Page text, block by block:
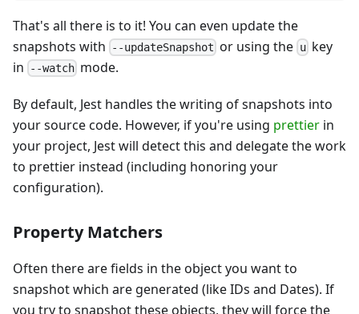
That's all there is to it! You can even update the
snapshots with
--updateSnapshot or using the ukey
in
--watch mode.
By default, Jest handles the writing of snapshots into
your source code. However, if you're using prettier in
your project, Jest will detect this and delegate the work
to prettier instead (including honoring your
configuration).
Property Matchers
Often there are fields in the object you want to
snapshot which are generated (like IDs and Dates). If
you try to snapshot these objects, they will force the